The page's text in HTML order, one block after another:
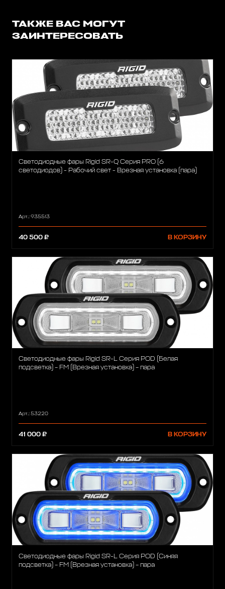
ТАКЖЕ ВАС МОГУТ
ЗАИНТЕРЕСОВАТЬ
Светодиодные фары Rigid SR-Q Серия PRO (6
светодиодов) - Рабочий свет - Врезная установка (пара)
Арт.: 935513
40 500 ₽ В КОРЗИНУ
Светодиодные фары Rigid SR-L Серия POD (Белая
подсветка) – FM (Врезная установка) – пара
Арт.: 53220
41 000 ₽ В КОРЗИНУ
Светодиодные фары Rigid SR-L Серия POD (Синяя
подсветка) – FM (Врезная установка) – пара